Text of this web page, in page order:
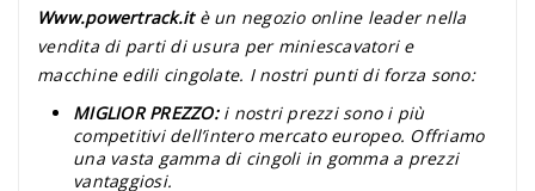
Www.powertrack.it è un negozio online leader nella
vendita di parti di usura per miniescavatori e
macchine edili cingolate. I nostri punti di forza sono:
MIGLIOR PREZZO: i nostri prezzi sono i più
competitivi dell’intero mercato europeo. Offriamo
una vasta gamma di cingoli in gomma a prezzi
vantaggiosi.